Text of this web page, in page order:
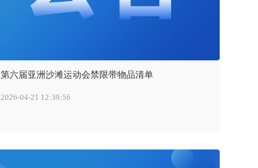
第六届亚洲沙滩运动会禁限带物品清单
2026-04-21 12:39:56